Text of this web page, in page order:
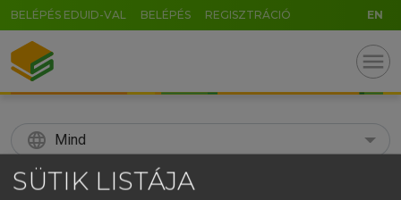
BELÉPÉS EDUID-VAL BELÉPÉS REGISZTRÁCIÓ EN
menu
language Mind
search
SÜTIK LISTÁJA